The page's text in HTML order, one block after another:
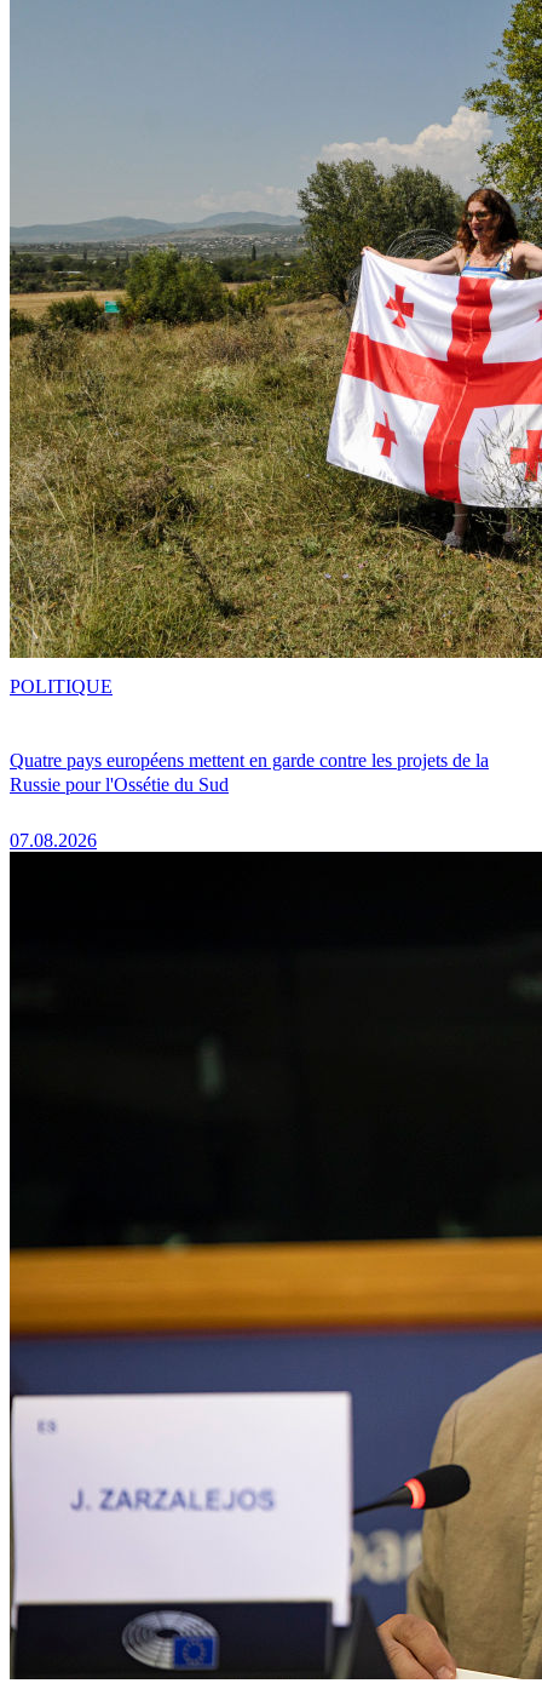
Quatre pays européens mettent en garde contre les projets de la
Russie pour l'Ossétie du Sud
07.08.2026
POLITIQUE